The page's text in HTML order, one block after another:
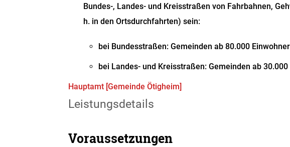
Bundes-, Landes- und Kreisstraßen von Fahrbahnen,
h. in den Ortsdurchfahrten) sein:
bei Bundesstraßen: Gemeinden ab 80.000 Einwohner
bei Landes- und Kreisstraßen: Gemeinden ab 30.000
Hauptamt [Gemeinde Ötigheim]
Leistungsdetails
Voraussetzungen